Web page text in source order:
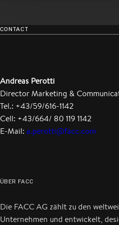
CONTACT
Andreas Perotti
Director Marketing &
Tel.: +43/59/616-1142
Cell: +43/664/ 80 119 1142
E-Mail: a.perotti@facc.com
ÜBER FACC
Die FACC AG zählt zu den
Unternehmen und entwickelt,